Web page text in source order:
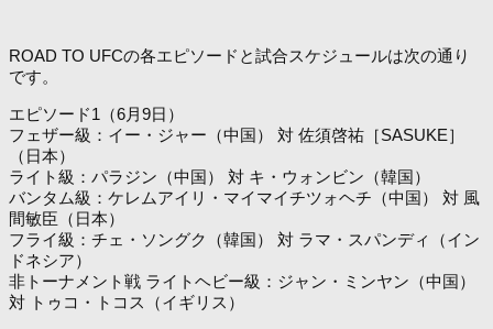
ROAD TO UFCの各エピソードと試合スケジュールは次の通り
です。
エピソード1（6月9日）
フェザー級：イー・ジャー（中国） 対 佐須啓祐［SASUKE］
（日本）
ライト級：パラジン（中国） 対 キ・ウォンビン（韓国）
バンタム級：ケレムアイリ・マイマイチツォヘチ（中国） 対 風
間敏臣（日本）
フライ級：チェ・ソングク（韓国） 対 ラマ・スパンディ（イン
ドネシア）
非トーナメント戦 ライトヘビー級：ジャン・ミンヤン（中国）
対 トゥコ・トコス（イギリス）